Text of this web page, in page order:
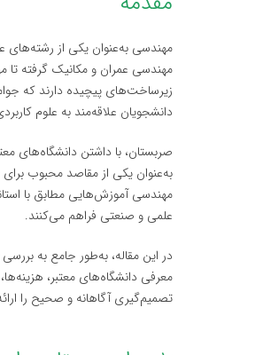
مهندسی به‌عنوان یکی از رشته‌های
مهندسی عمران و مکانیک گرفته تا
زیرساخت‌های پیچیده دارند که
دانشجویان علاقه‌مند به علوم
صربستان، با داشتن دانشگاه‌های
به‌عنوان یکی از مقاصد محبوب
مهندسی آموزش‌هایی مطابق با
علمی و صنعتی فراهم می‌کنند.
در این مقاله، به‌طور جامع به
معرفی دانشگاه‌های معتبر،
تصمیم‌گیری آگاهانه و صحیح را